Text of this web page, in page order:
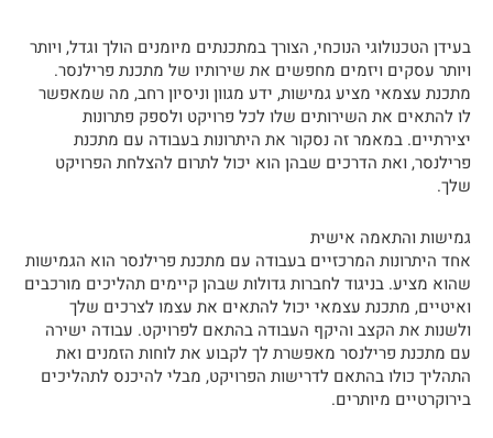
בעידן הטכנולוגי הנוכחי, הצורך במתכנתים מיומנים הולך וגדל, ויותר
ויותר עסקים ויזמים מחפשים את שירותיו של מתכנת פרילנסר.
מתכנת עצמאי מציע גמישות, ידע מגוון וניסיון רחב, מה שמאפשר
לו להתאים את השירותים שלו לכל פרויקט ולספק פתרונות
יצירתיים. במאמר זה נסקור את היתרונות בעבודה עם מתכנת
פרילנסר, ואת הדרכים שבהן הוא יכול לתרום להצלחת הפרויקט
שלך.
גמישות והתאמה אישית
אחד היתרונות המרכזיים בעבודה עם מתכנת פרילנסר הוא הגמישות
שהוא מציע. בניגוד לחברות גדולות שבהן קיימים תהליכים מורכבים
ואיטיים, מתכנת עצמאי יכול להתאים את עצמו לצרכים שלך
ולשנות את הקצב והיקף העבודה בהתאם לפרויקט. עבודה ישירה
עם מתכנת פרילנסר מאפשרת לך לקבוע את לוחות הזמנים ואת
התהליך כולו בהתאם לדרישות הפרויקט, מבלי להיכנס לתהליכים
בירוקרטיים מיותרים.